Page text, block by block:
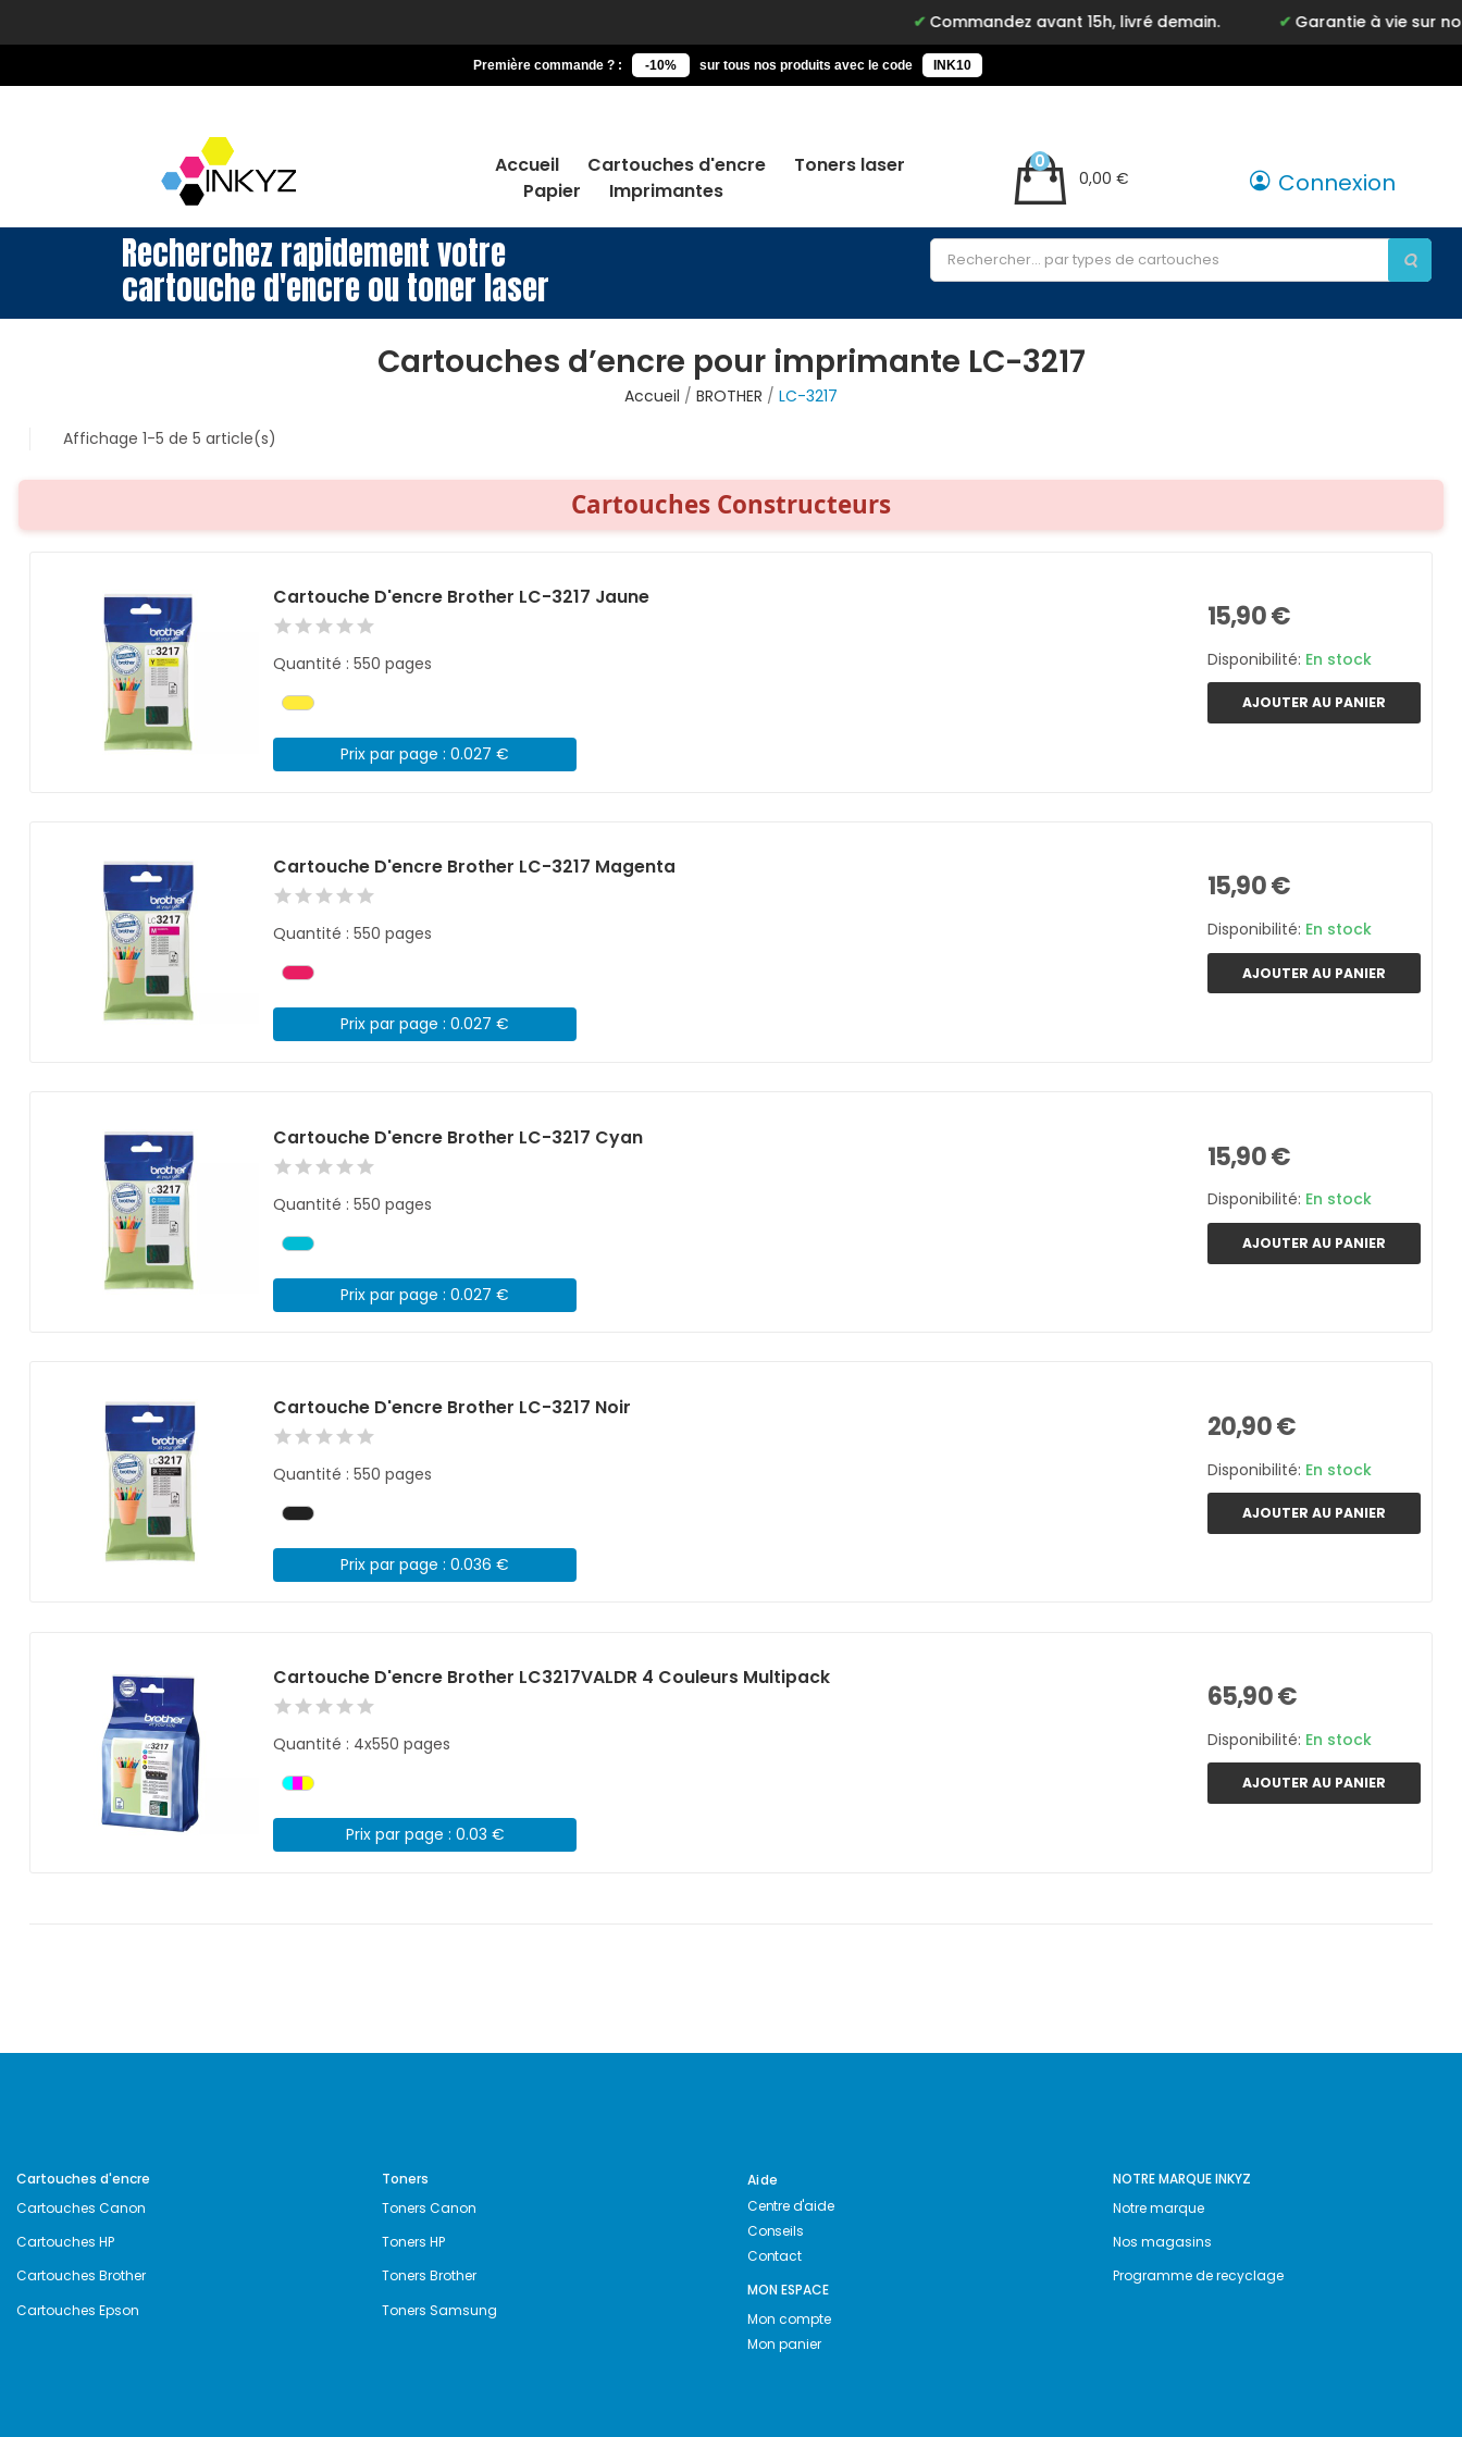
Commandez avant 15h, livré demain. Garantie à vie sur notre
Première commande ? : -10% sur tous nos produits avec le code INK10
Accueil Cartouches d'encre
Toners laser
Papier
Imprimantes
0,00 €
0
Connexion
Recherchez rapidement votre
cartouche d'encre ou toner laser
Cartouches d’encre pour imprimante LC-3217
Accueil BROTHER
LC-3217
Affichage 1-5 de 5 article(s)
Cartouches Constructeurs
Cartouche D'encre Brother LC-3217 Jaune
Quantité : 550 pages
Prix par page : 0.027 €
15,90 €
Disponibilité: En stock
AJOUTER AU PANIER
Cartouche D'encre Brother LC-3217 Magenta
Quantité : 550 pages
Prix par page : 0.027 €
15,90 €
Disponibilité: En stock
AJOUTER AU PANIER
Cartouche D'encre Brother LC-3217 Cyan
Quantité : 550 pages
Prix par page : 0.027 €
15,90 €
Disponibilité: En stock
AJOUTER AU PANIER
Cartouche D'encre Brother LC-3217 Noir
Quantité : 550 pages
Prix par page : 0.036 €
20,90 €
Disponibilité: En stock
AJOUTER AU PANIER
Cartouche D'encre Brother LC3217VALDR 4 Couleurs Multipack
Quantité : 4x550 pages
Prix par page : 0.03 €
65,90 €
Disponibilité: En stock
AJOUTER AU PANIER
Cartouches d'encre
Cartouches Canon
Cartouches HP
Cartouches Brother
Cartouches Epson
Toners
Toners Canon
Toners HP
Toners Brother
Toners Samsung
Aide
Centre d'aide
Conseils
Contact
MON ESPACE
Mon compte
Mon panier
NOTRE MARQUE INKYZ
Notre marque
Nos magasins
Programme de recyclage